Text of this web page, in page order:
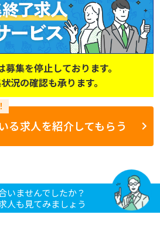
募集を停止しております。
況の確認も承ります。
る求人を紹介してもらう
いませんでしたか？
人も見てみましょう